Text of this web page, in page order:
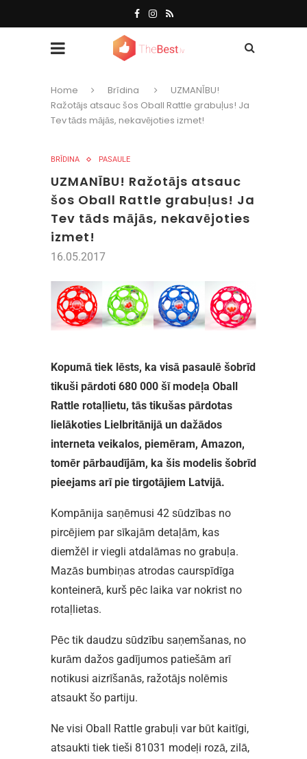
Home Brīdina
UZMANĪBU!
Ražotājs atsauc šos Oball Rattle grabuļus! Ja
Tev tāds mājās, nekavējoties izmet!
BRĪDINA PASAULE
UZMANĪBU! Ražotājs atsauc
šos Oball Rattle grabuļus! Ja
Tev tāds mājās, nekavējoties
izmet!
16.05.2017
Kopumā tiek lēsts, ka visā pasaulē šobrīd
tikuši pārdoti 680 000 šī modeļa Oball
Rattle rotaļlietu, tās tikušas pārdotas
lielākoties Lielbritānijā un dažādos
interneta veikalos, piemēram, Amazon,
tomēr pārbaudījām, ka šis modelis šobrīd
pieejams arī pie tirgotājiem Latvijā.
Kompānija saņēmusi 42 sūdzības no
pircējiem par sīkajām detaļām, kas
diemžēl ir viegli atdalāmas no grabuļa.
Mazās bumbiņas atrodas caurspīdīga
konteinerā, kurš pēc laika var nokrist no
rotaļlietas.
Pēc tik daudzu sūdzību saņemšanas, no
kurām dažos gadījumos patiešām arī
notikusi aizrīšanās, ražotājs nolēmis
atsaukt šo partiju.
Ne visi Oball Rattle grabuļi var būt kaitīgi,
atsaukti tiek tieši 81031 modeļi rozā, zilā,